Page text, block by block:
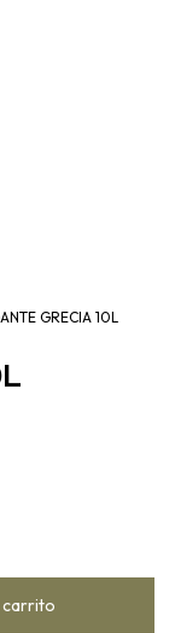
GRECIA 10L